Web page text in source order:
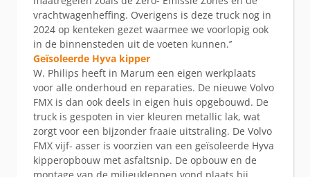
vrachtwagenheffing. Overigens is deze truck nog in
2024 op kenteken gezet waarmee we voorlopig ook
in de binnensteden uit de voeten kunnen.’’
Geïsoleerde Hyva kipper
W. Philips heeft in Marum een eigen werkplaats
voor alle onderhoud en reparaties. De nieuwe Volvo
FMX is dan ook deels in eigen huis opgebouwd. De
truck is gespoten in vier kleuren metallic lak, wat
zorgt voor een bijzonder fraaie uitstraling. De Volvo
FMX vijf- asser is voorzien van een geïsoleerde Hyva
kipperopbouw met asfaltsnip. De opbouw en de